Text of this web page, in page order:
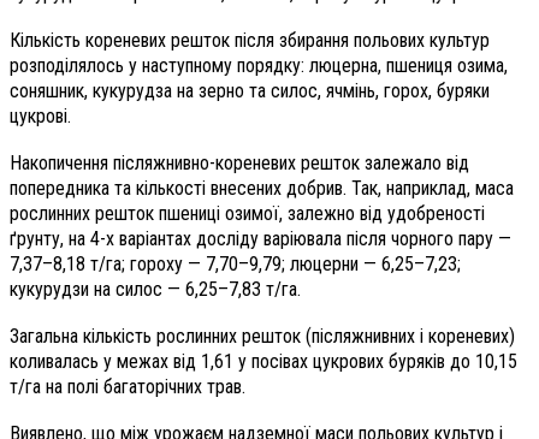
Кількість кореневих решток після збирання польових культур
розподілялось у наступному порядку: люцерна, пшениця озима,
соняшник, кукурудза на зерно та силос, ячмінь, горох, буряки
цукрові.
Накопичення післяжнивно-кореневих решток залежало від
попередника та кількості внесених добрив. Так, наприклад, маса
рослинних решток пшениці озимої, залежно від удобреності
ґрунту, на 4-х варіантах досліду варіювала після чорного пару —
7,37–8,18 т/га; гороху — 7,70–9,79; люцерни — 6,25–7,23;
кукурудзи на силос — 6,25–7,83 т/га.
Загальна кількість рослинних решток (післяжнивних і кореневих)
коливалась у межах від 1,61 у посівах цукрових буряків до 10,15
т/га на полі багаторічних трав.
Виявлено, що між урожаєм надземної маси польових культур і